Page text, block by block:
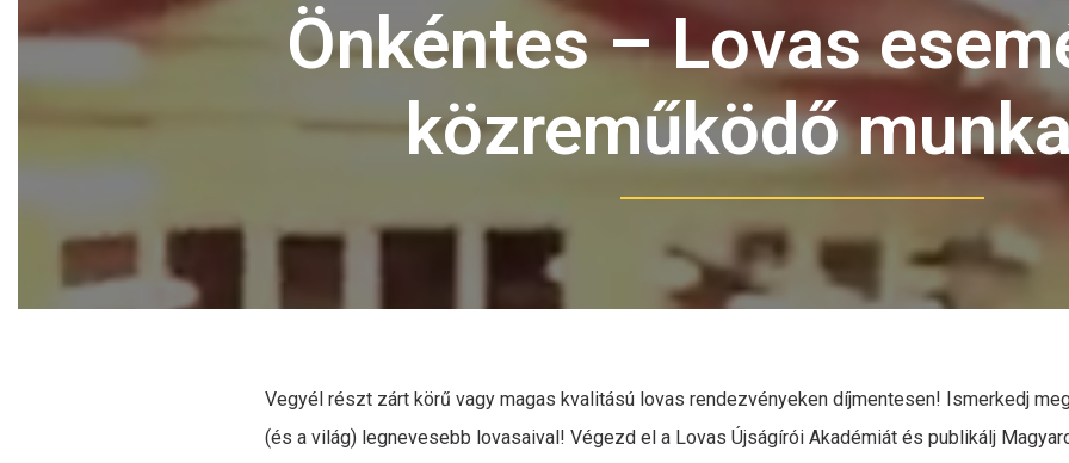
Önkéntes – Lovas
közreműködő
Vegyél részt zárt körű vagy magas kvalitású lovas rendezvényeken díjmentesen! Ismerkedj
(és a világ) legnevesebb lovasaival! Végezd el a Lovas Újságírói Akadémiát és publikálj